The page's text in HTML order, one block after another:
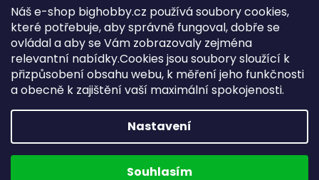
Náš e-shop bighobby.cz používá soubory cookies,
které potřebuje, aby správně fungoval, dobře se
ovládal a aby se Vám zobrazovaly zejména
relevantní nabídky.Cookies jsou soubory sloužící k
přizpůsobení obsahu webu, k měření jeho funkčnosti
a obecně k zajištění vaší maximální spokojenosti.
Nastavení
Souhlasím
Jak vybrat správné servo?
Najít správné servo
Na UX & Web Design je tu Lukáš Dubina
Copyright (c) 2016 -2026 Big hobby.cz - všechna práva